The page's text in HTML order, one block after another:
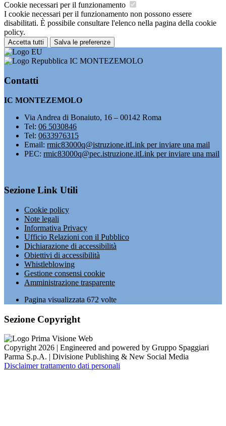
Cookie necessari per il funzionamento
I cookie necessari per il funzionamento non possono essere
disabilitati. È possibile consultare l'elenco nella pagina della cookie
policy.
Accetta tutti Salva le preferenze
IC MONTEZEMOLO
Contatti
IC MONTEZEMOLO
Via Andrea di Bonaiuto, 16 – 00142 Roma
Tel: 06 5030846
Tel: 0633976315
Email: rmic83000q@istruzione.itLink per inviare una mail
PEC: rmic83000q@pec.istruzione.itLink per inviare una mail
Sezione Link Utili
Cookie policy
Note legali
Informativa Privacy
Ufficio Relazioni con il Pubblico
Dichiarazione di accessibilità
Obiettivi di accessibilità
Whistleblowing
Gestione consensi cookie
Amministrazione trasparente
Pagina visualizzata 672 volte
Sezione Copyright
Copyright 2026 | Engineered and powered by Gruppo Spaggiari
Parma S.p.A. | Divisione Publishing & New Social Media
Disclaimer trattamento dati personali